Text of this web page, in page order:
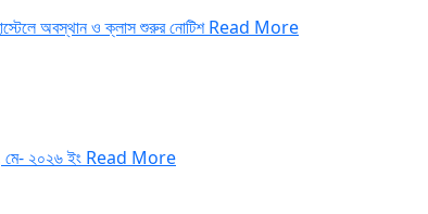
অবস্থান ও ক্লাস শুরুর নোটিশRead More
মে- ২০২৬ ইং Read More